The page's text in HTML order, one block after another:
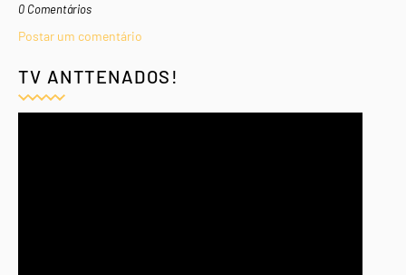
0 Comentários
Postar um comentário
TV ANTTENADOS!